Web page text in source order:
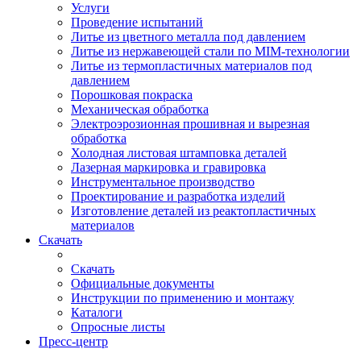
Услуги
Проведение испытаний
Литье из цветного металла под давлением
Литье из нержавеющей стали по MIM-технологии
Литье из термопластичных материалов под
давлением
Порошковая покраска
Механическая обработка
Электроэрозионная прошивная и вырезная
обработка
Холодная листовая штамповка деталей
Лазерная маркировка и гравировка
Инструментальное производство
Проектирование и разработка изделий
Изготовление деталей из реактопластичных
материалов
Скачать
Скачать
Официальные документы
Инструкции по применению и монтажу
Каталоги
Опросные листы
Пресс-центр